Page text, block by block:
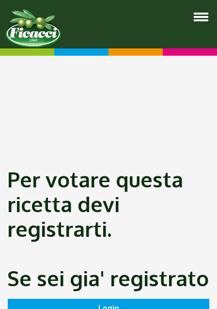
Per votare questa
ricetta devi
registrarti.
Se sei gia' registrato